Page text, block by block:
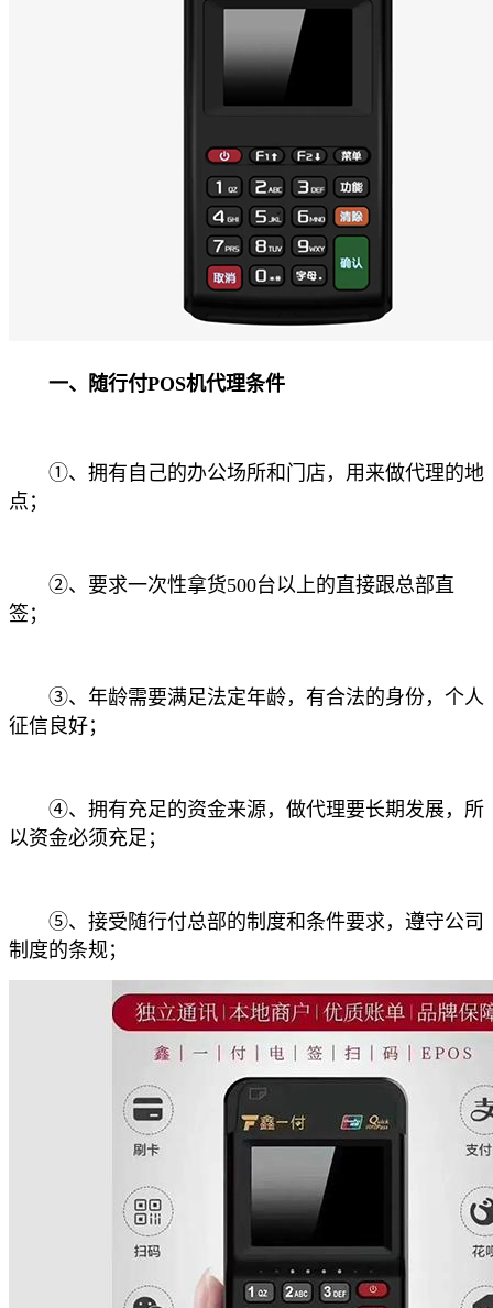
一、随行付POS机代理条件
①、拥有自己的办公场所和门店，用来做代理的地
点；
②、要求一次性拿货500台以上的直接跟总部直
签；
③、年龄需要满足法定年龄，有合法的身份，个人
征信良好；
④、拥有充足的资金来源，做代理要长期发展，所
以资金必须充足；
⑤、接受随行付总部的制度和条件要求，遵守公司
制度的条规；